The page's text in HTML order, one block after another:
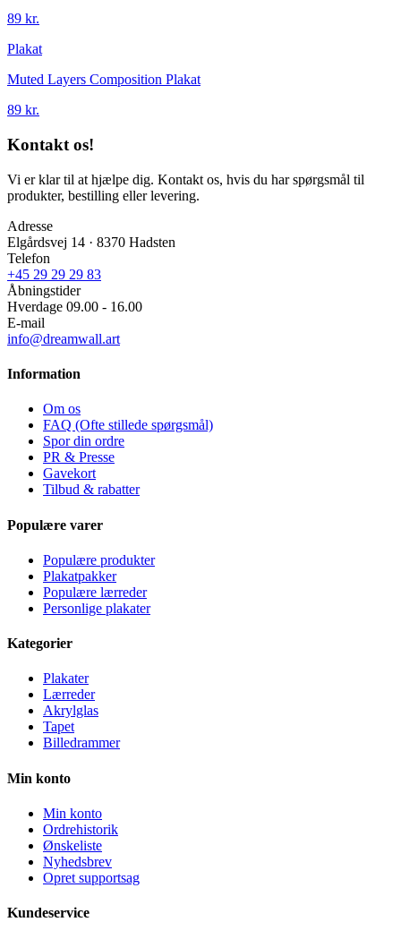
89 kr.
Plakat
Muted Layers Composition Plakat
89 kr.
Kontakt os!
Vi er klar til at hjælpe dig. Kontakt os, hvis du har spørgsmål til
produkter, bestilling eller levering.
Adresse
Elgårdsvej 14 · 8370 Hadsten
Telefon
+45 29 29 29 83
Åbningstider
Hverdage 09.00 - 16.00
E-mail
info@dreamwall.art
Information
Om os
FAQ (Ofte stillede spørgsmål)
Spor din ordre
PR & Presse
Gavekort
Tilbud & rabatter
Populære varer
Populære produkter
Plakatpakker
Populære lærreder
Personlige plakater
Kategorier
Plakater
Lærreder
Akrylglas
Tapet
Billedrammer
Min konto
Min konto
Ordrehistorik
Ønskeliste
Nyhedsbrev
Opret supportsag
Kundeservice